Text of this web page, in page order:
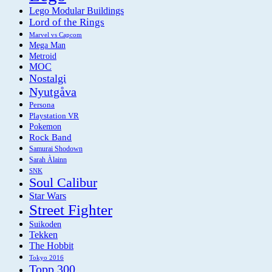
Lego Modular Buildings
Lord of the Rings
Marvel vs Capcom
Mega Man
Metroid
MOC
Nostalgi
Nyutgåva
Persona
Playstation VR
Pokemon
Rock Band
Samurai Shodown
Sarah Àlainn
SNK
Soul Calibur
Star Wars
Street Fighter
Suikoden
Tekken
The Hobbit
Tokyo 2016
Topp 300